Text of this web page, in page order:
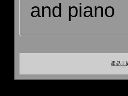
and piano
產品上